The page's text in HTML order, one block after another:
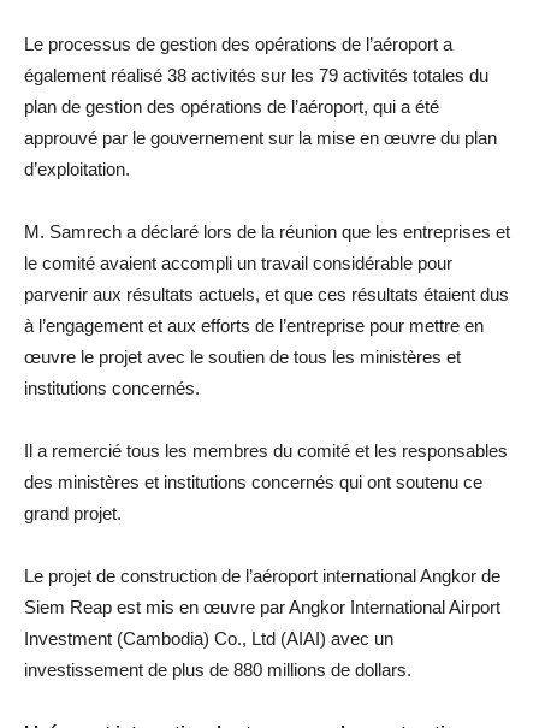
Le processus de gestion des opérations de l’aéroport a
également réalisé 38 activités sur les 79 activités totales du
plan de gestion des opérations de l’aéroport, qui a été
approuvé par le gouvernement sur la mise en œuvre du plan
d’exploitation.
M. Samrech a déclaré lors de la réunion que les entreprises et
le comité avaient accompli un travail considérable pour
parvenir aux résultats actuels, et que ces résultats étaient dus
à l’engagement et aux efforts de l’entreprise pour mettre en
œuvre le projet avec le soutien de tous les ministères et
institutions concernés.
Il a remercié tous les membres du comité et les responsables
des ministères et institutions concernés qui ont soutenu ce
grand projet.
Le projet de construction de l’aéroport international Angkor de
Siem Reap est mis en œuvre par Angkor International Airport
Investment (Cambodia) Co., Ltd (AIAI) avec un
investissement de plus de 880 millions de dollars.